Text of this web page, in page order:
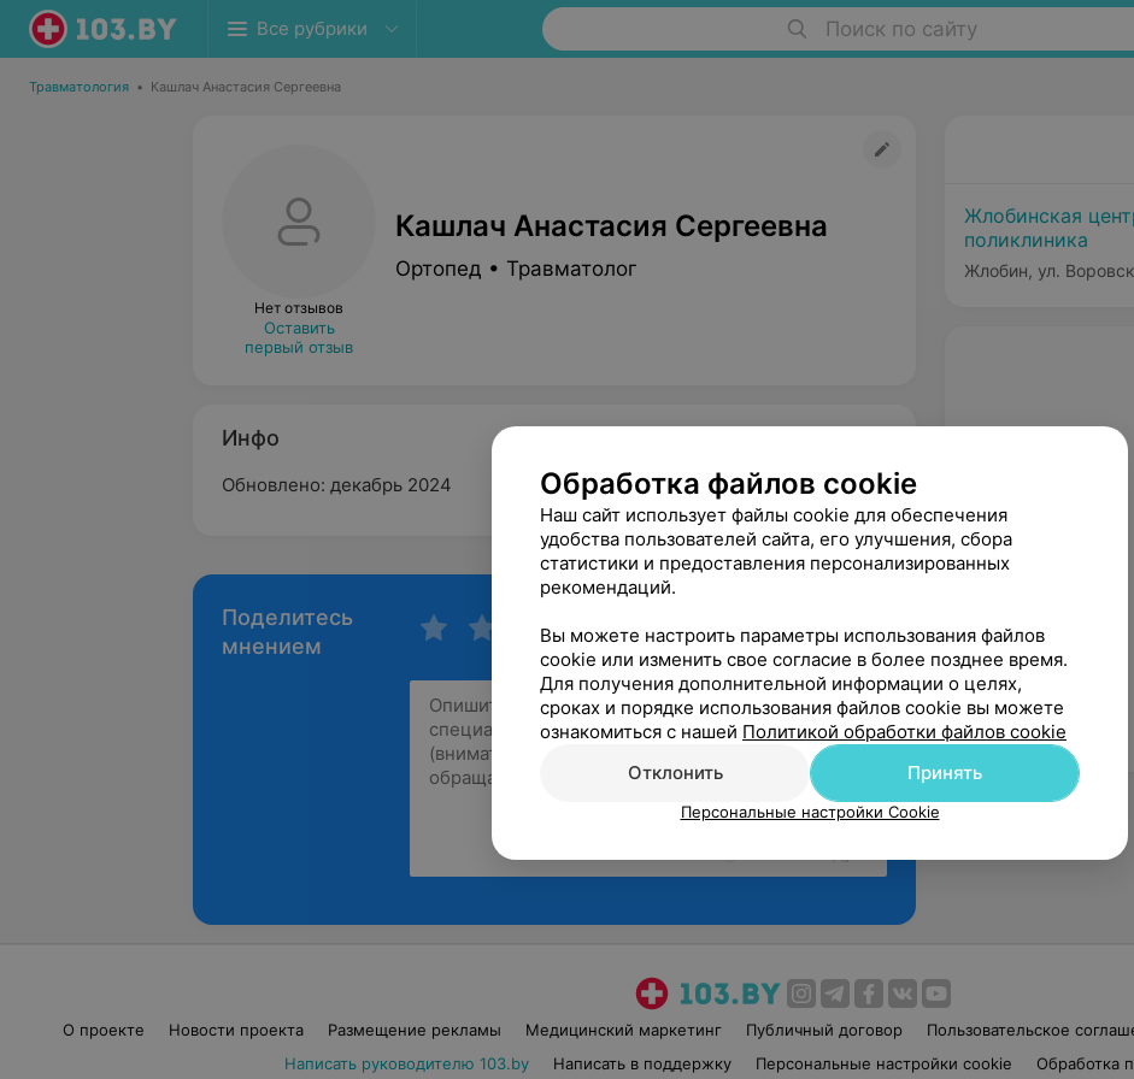
Все рубрики Поиск по сайту
Травматология • Кашлач Анастасия Сергеевна
Нет отзывов
Оставить
первый отзыв
Кашлач Анастасия Сергеевна
Ортопед • Травматолог
Инфо
Обновлено: декабрь 2024
Поделитесь
мнением
Жлобинская
поликлиника
Жлобин, ул.
О проекте Новости проекта Размещение рекламы Медицинский маркетинг Публичный договор Пользовательское
Написать руководителю 103.by
Написать в поддержку Персональные настройки cookie Обработка
Обработка файлов cookie
Наш сайт использует файлы cookie для обеспечения
удобства пользователей сайта, его улучшения, сбора
статистики и предоставления персонализированных
рекомендаций.
Вы можете настроить параметры использования файлов
cookie или изменить свое согласие в более позднее время.
Для получения дополнительной информации о целях,
сроках и порядке использования файлов cookie вы можете
ознакомиться с нашей Политикой обработки файлов cookie
Отклонить
Принять
Персональные настройки Cookie